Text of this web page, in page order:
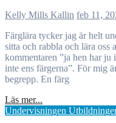
Kelly Mills Kallin feb 11,
Färglära tycker jag är helt underbart. Då menar jag inte att vi ska
sitta och rabbla och lära oss
kommentaren ”ja hen har ju
inte ens färgerna”. För mig
begrepp. En färg
Läs mer...
Undervisningen